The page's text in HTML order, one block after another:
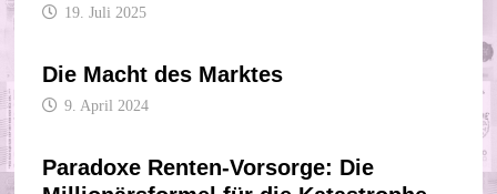
19. Juli 2025
Die Macht des Marktes
9. April 2024
Paradoxe Renten-Vorsorge: Die